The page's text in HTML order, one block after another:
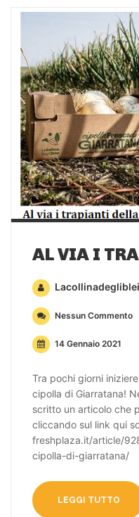
Lacollinadegliblei
Nessun Commento
14 Gennaio 2021
Tra pochi giorni
cipolla di Giarratana!
scritto un articolo che
cliccando sul link qui
freshplaza.it/article/
cipolla-di-giarratana/
LEGGI TUTTO